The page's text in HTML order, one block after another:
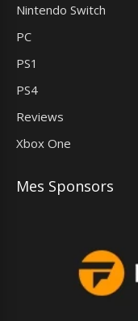
Nintendo Switch
PC
PS1
PS4
Reviews
Xbox One
Mes Sponsors